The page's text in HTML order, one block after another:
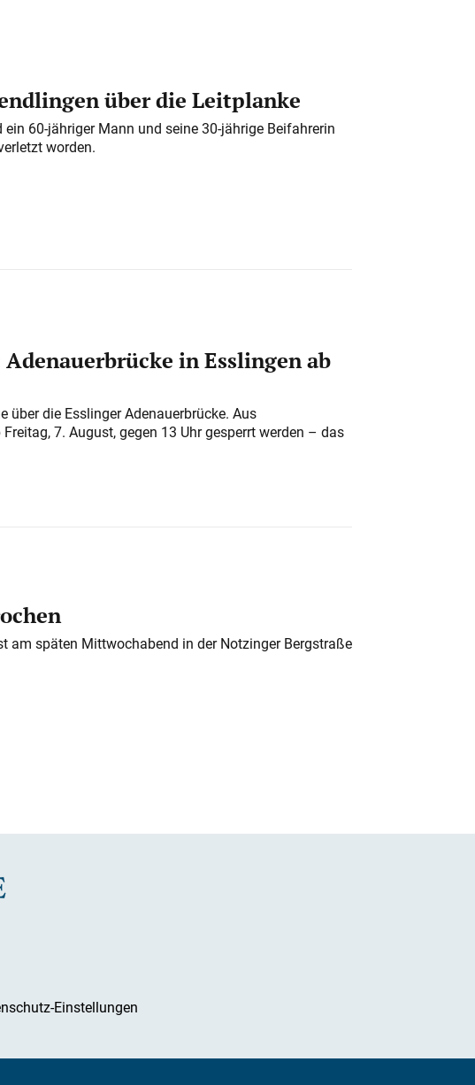
über die Leitplanke
60-jähriger Mann und seine 30-jährige Beifahrerin
worden.
in Esslingen ab
über die Esslinger Adenauerbrücke. Aus
7. August, gegen 13 Uhr gesperrt werden – das
am späten Mittwochabend in der Notzinger Bergstraße
Einstellungen